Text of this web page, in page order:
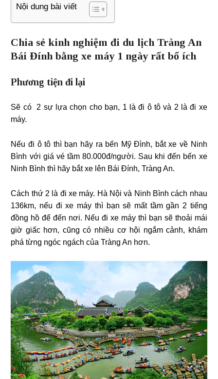
Nội dung bài viết
Chia sẻ kinh nghiệm đi du lịch Tràng An
Bái Đính bằng xe máy 1 ngày rất bổ ích
Phương tiện đi lại
Sẽ có 2 sự lựa chọn cho bạn, 1 là đi ô tô và 2 là đi xe
máy.
Nếu đi ô tô thì bạn hãy ra bến Mỹ Đình, bắt xe về Ninh
Bình với giá vé tầm 80.000đ/người. Sau khi đến bến xe
Ninh Bình thì hãy bắt xe lên Bái Đính, Tràng An.
Cách thứ 2 là đi xe máy. Hà Nội và Ninh Bình cách nhau
136km, nếu đi xe máy thì bạn sẽ mất tầm gần 2 tiếng
đồng hồ để đến nơi. Nếu đi xe máy thì bạn sẽ thoải mái
giờ giấc hơn, cũng có nhiều cơ hội ngắm cảnh, khám
phá từng ngóc ngách của Tràng An hơn.